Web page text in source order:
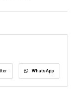
WhatsApp